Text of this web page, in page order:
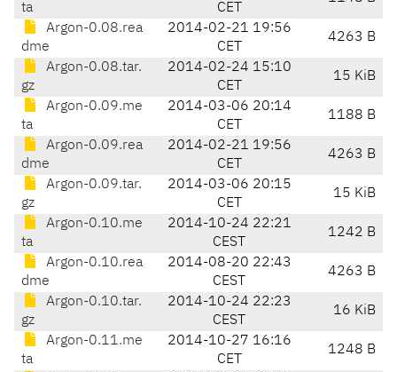
ta CET
Argon-0.08.rea
dme
2014-02-21 19:56
CET
4263 B
Argon-0.08.tar.
gz
2014-02-24 15:10
CET
15 KiB
Argon-0.09.me
ta
2014-03-06 20:14
CET
1188 B
Argon-0.09.rea
dme
2014-02-21 19:56
CET
4263 B
Argon-0.09.tar.
gz
2014-03-06 20:15
CET
15 KiB
Argon-0.10.me
ta
2014-10-24 22:21
CEST
1242 B
Argon-0.10.rea
dme
2014-08-20 22:43
CEST
4263 B
Argon-0.10.tar.
gz
2014-10-24 22:23
CEST
16 KiB
Argon-0.11.me
ta
2014-10-27 16:16
CET
1248 B